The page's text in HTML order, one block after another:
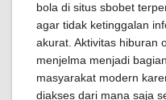
bola di situs sbobet
agar tidak ketinggalan
akurat. Aktivitas hiburan
menjelma menjadi
masyarakat modern
diakses dari mana saja